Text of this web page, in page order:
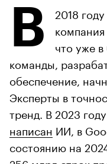
В
2018
что уже
команды,
обеспечение,
Эксперты в
тренд. В 2023
написан ИИ, в
состоянию на